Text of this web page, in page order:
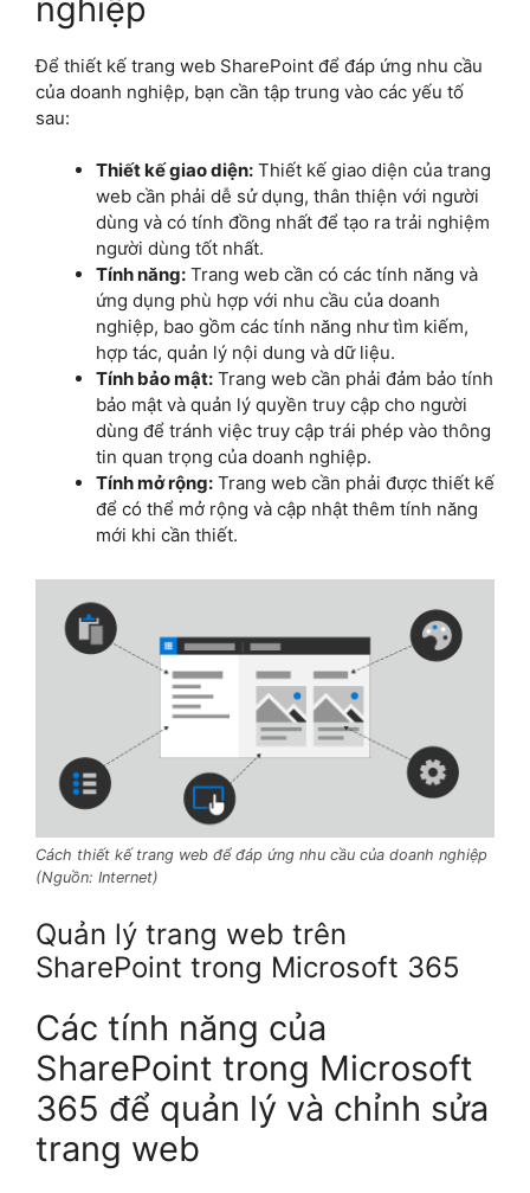
nghiệp
Để thiết kế trang web SharePoint để đáp ứng nhu cầu
của doanh nghiệp, bạn cần tập trung vào các yếu tố
sau:
Thiết kế giao diện: Thiết kế giao diện của trang
web cần phải dễ sử dụng, thân thiện với người
dùng và có tính đồng nhất để tạo ra trải nghiệm
người dùng tốt nhất.
Tính năng: Trang web cần có các tính năng và
ứng dụng phù hợp với nhu cầu của doanh
nghiệp, bao gồm các tính năng như tìm kiếm,
hợp tác, quản lý nội dung và dữ liệu.
Tính bảo mật: Trang web cần phải đảm bảo tính
bảo mật và quản lý quyền truy cập cho người
dùng để tránh việc truy cập trái phép vào thông
tin quan trọng của doanh nghiệp.
Tính mở rộng: Trang web cần phải được thiết kế
để có thể mở rộng và cập nhật thêm tính năng
mới khi cần thiết.
Cách thiết kế trang web để đáp ứng nhu cầu của doanh nghiệp
(Nguồn: Internet)
Quản lý trang web trên
SharePoint trong Microsoft 365
Các tính năng của
SharePoint trong Microsoft
365 để quản lý và chỉnh sửa
trang web